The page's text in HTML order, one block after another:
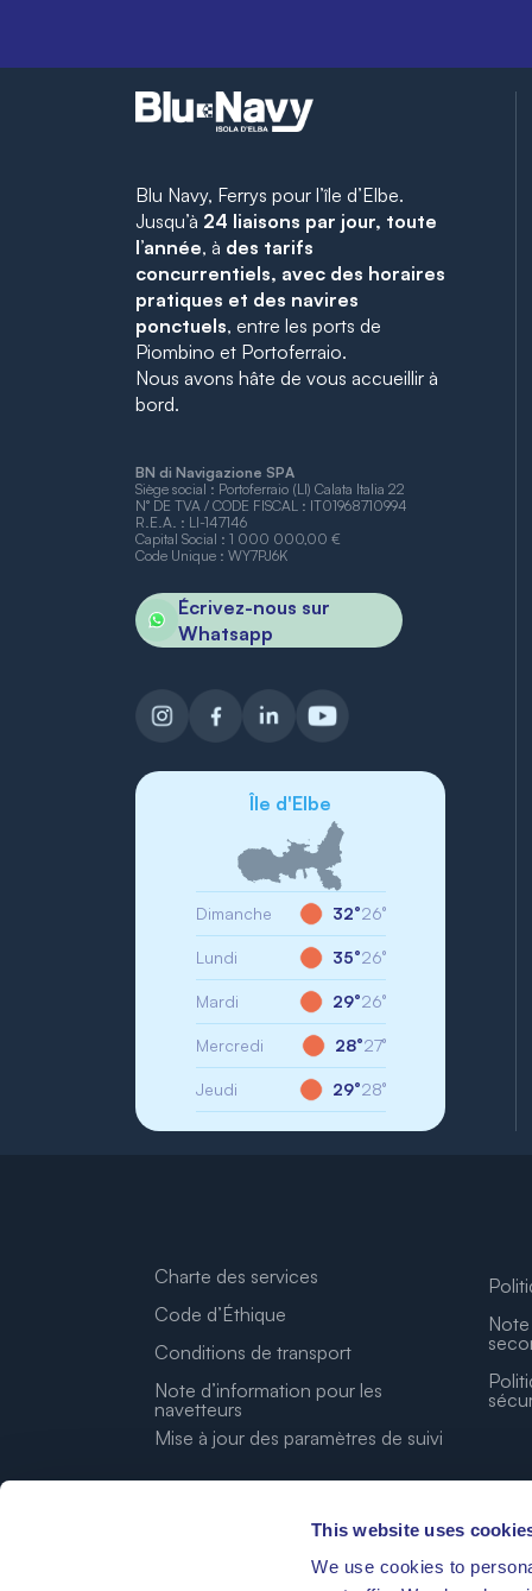
This website uses
We use cookies to
Blu Navy, Ferrys pour l’île d’Elbe.
Jusqu’à 24 liaisons par jour, toute
l’année, à des tarifs
concurrentiels, avec des horaires
pratiques et des navires
ponctuels, entre les ports de
Piombino et Portoferraio.
Nous avons hâte de vous accueillir à
bord.
BN di Navigazione SPA
Siège social : Portoferraio (LI) Calata Italia 22
N° DE TVA / CODE FISCAL : IT01968710994
R.E.A. : LI-147146
Capital Social : 1 000 000,00 €
Code Unique : WY7PJ6K
Écrivez-nous sur
Whatsapp
Île d'Elbe
Dimanche 32°26°
Lundi 35°26°
Mardi 29°26°
Mercredi 28°27°
Jeudi 29°28°
Charte des services
Code d’Éthique
Conditions de transport
Note d’information pour les
navetteurs
Mise à jour des paramètres de suivi